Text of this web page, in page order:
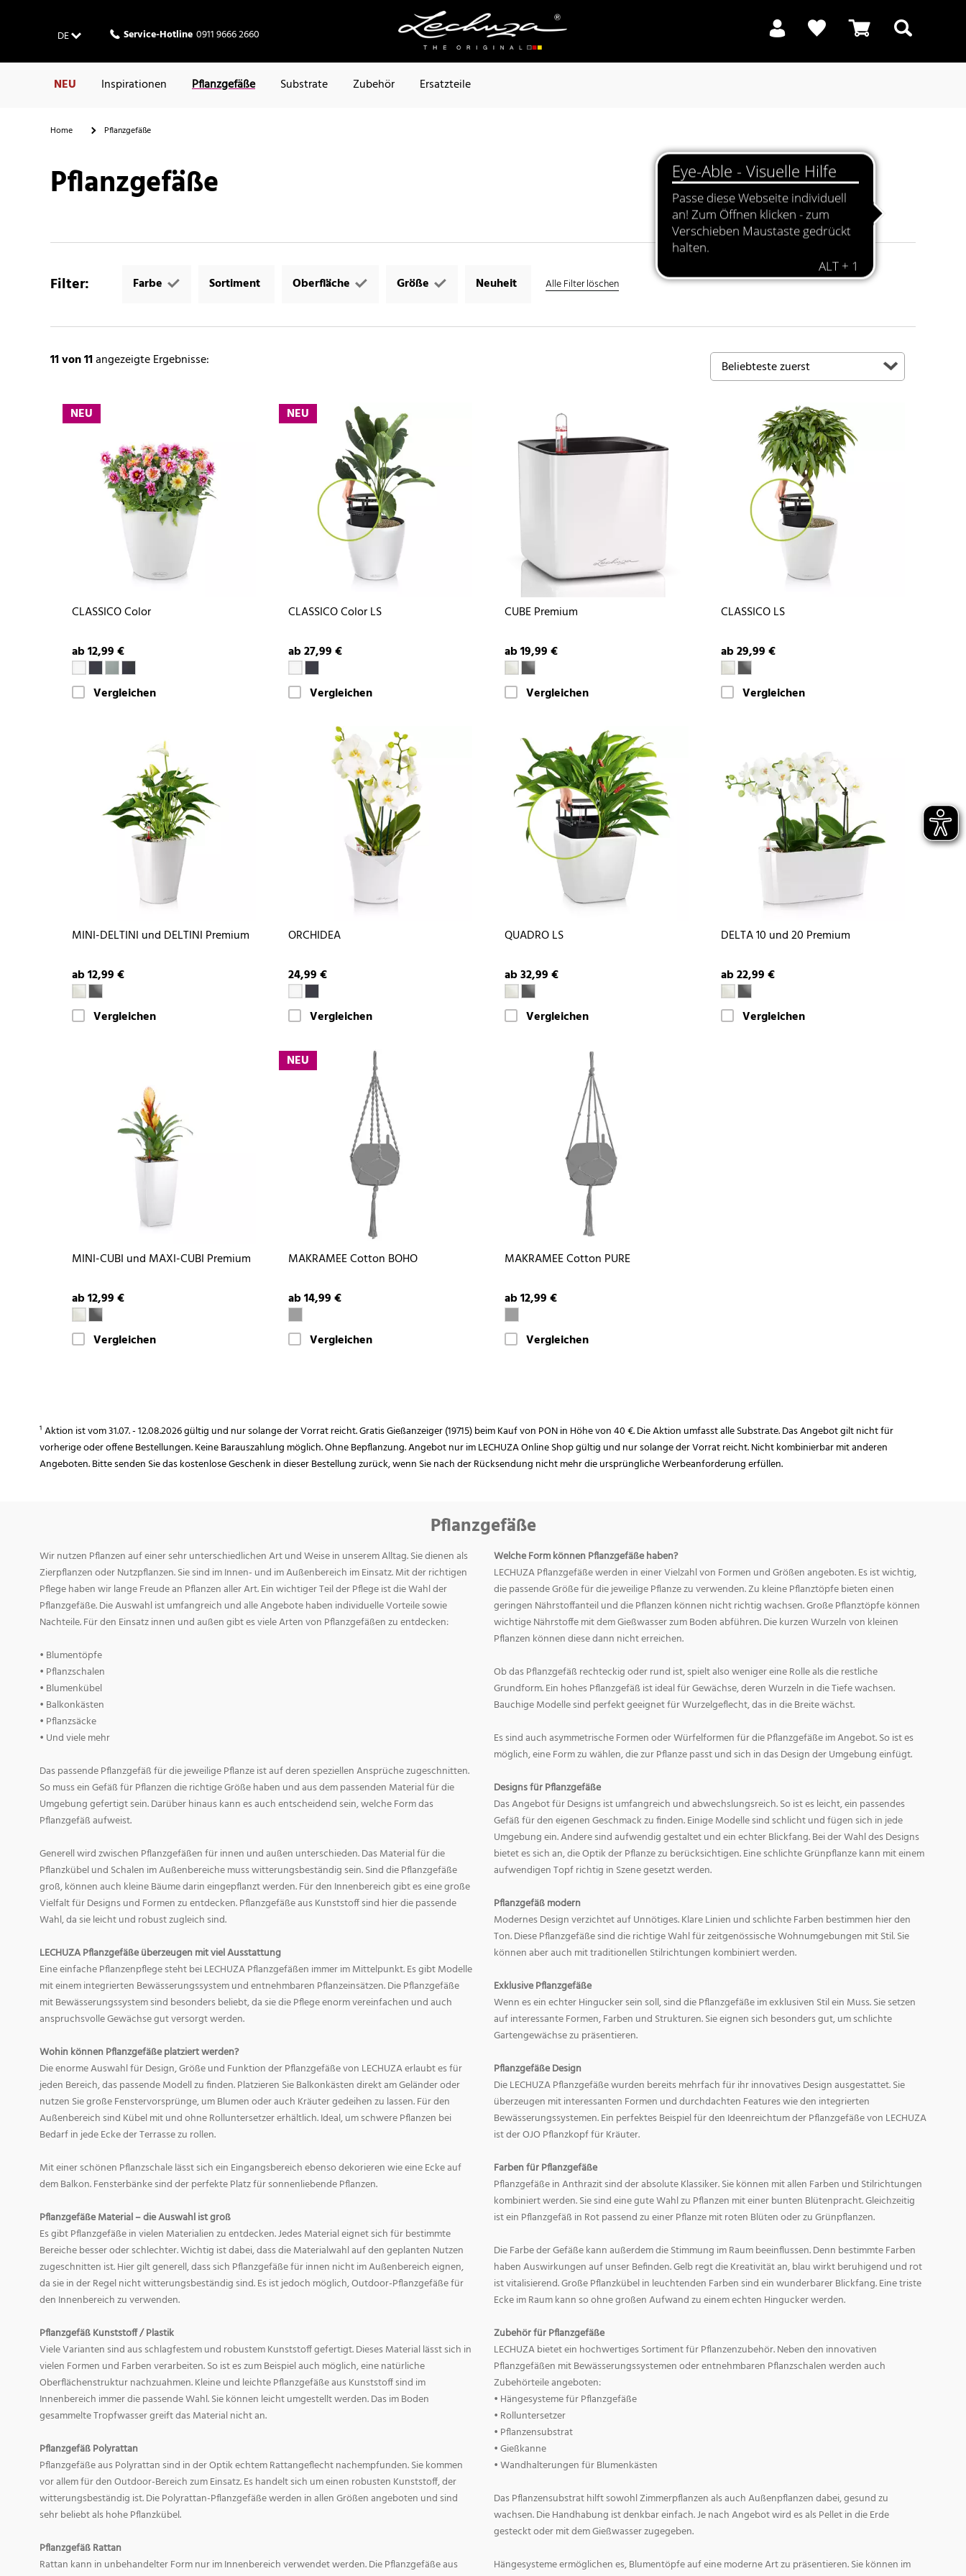
DE Service-Hotline 0911 9666 2660
NEU Inspirationen Pflanzgefäße Substrate Zubehör Ersatzteile
Suchen
Home Pflanzgefäße
Pflanzgefäße
Filter: Farbe Sortiment Oberfläche Größe Neuheit Alle Filter löschen
11von 11angezeigte Ergebnisse:
NEU
CLASSICO Color
ab 12,99 €
Vergleichen
NEU
CLASSICO Color LS
ab 27,99 €
Vergleichen
CUBE Premium
ab 19,99 €
Vergleichen
CLASSICO LS
ab 29,99 €
Vergleichen
MINI-DELTINI und DELTINI Premium
ab 12,99 €
Vergleichen
ORCHIDEA
24,99 €
Vergleichen
QUADRO LS
ab 32,99 €
Vergleichen
DELTA 10 und 20 Premium
ab 22,99 €
Vergleichen
MINI-CUBI und MAXI-CUBI Premium
ab 12,99 €
Vergleichen
NEU
MAKRAMEE Cotton BOHO
ab 14,99 €
Vergleichen
MAKRAMEE Cotton PURE
ab 12,99 €
Vergleichen
¹ Aktion ist vom 31.07. - 12.08.2026 gültig und nur solange der Vorrat reicht. Gratis Gießanzeiger (19715) beim Kauf von PON in Höhe von 40 €. Die Aktion umfasst alle Substrate. Das Angebot gilt nicht für
vorherige oder offene Bestellungen. Keine Barauszahlung möglich. Ohne Bepflanzung. Angebot nur im LECHUZA Online Shop gültig und nur solange der Vorrat reicht. Nicht kombinierbar mit anderen
Angeboten. Bitte senden Sie das kostenlose Geschenk in dieser Bestellung zurück, wenn Sie nach der Rücksendung nicht mehr die ursprüngliche Werbeanforderung erfüllen.
Pflanzgefäße
Wir nutzen Pflanzen auf einer sehr unterschiedlichen Art und Weise in unserem Alltag. Sie dienen als
Zierpflanzen oder Nutzpflanzen. Sie sind im Innen- und im Außenbereich im Einsatz. Mit der richtigen
Pflege haben wir lange Freude an Pflanzen aller Art. Ein wichtiger Teil der Pflege ist die Wahl der
Pflanzgefäße. Die Auswahl ist umfangreich und alle Angebote haben individuelle Vorteile sowie
Nachteile. Für den Einsatz innen und außen gibt es viele Arten von Pflanzgefäßen zu entdecken:
• Blumentöpfe
• Pflanzschalen
• Blumenkübel
• Balkonkästen
• Pflanzsäcke
• Und viele mehr
Das passende Pflanzgefäß für die jeweilige Pflanze ist auf deren speziellen Ansprüche zugeschnitten.
So muss ein Gefäß für Pflanzen die richtige Größe haben und aus dem passenden Material für die
Umgebung gefertigt sein. Darüber hinaus kann es auch entscheidend sein, welche Form das
Pflanzgefäß aufweist.
Generell wird zwischen Pflanzgefäßen für innen und außen unterschieden. Das Material für die
Pflanzkübel und Schalen im Außenbereiche muss witterungsbeständig sein. Sind die Pflanzgefäße
groß, können auch kleine Bäume darin eingepflanzt werden. Für den Innenbereich gibt es eine große
Vielfalt für Designs und Formen zu entdecken. Pflanzgefäße aus Kunststoff sind hier die passende
Wahl, da sie leicht und robust zugleich sind.
LECHUZA Pflanzgefäße überzeugen mit viel Ausstattung
Eine einfache Pflanzenpflege steht bei LECHUZA Pflanzgefäßen immer im Mittelpunkt. Es gibt Modelle
mit einem integrierten Bewässerungssystem und entnehmbaren Pflanzeinsätzen. Die Pflanzgefäße
mit Bewässerungssystem sind besonders beliebt, da sie die Pflege enorm vereinfachen und auch
anspruchsvolle Gewächse gut versorgt werden.
Wohin können Pflanzgefäße platziert werden?
Die enorme Auswahl für Design, Größe und Funktion der Pflanzgefäße von LECHUZA erlaubt es für
jeden Bereich, das passende Modell zu finden. Platzieren Sie Balkonkästen direkt am Geländer oder
nutzen Sie große Fenstervorsprünge, um Blumen oder auch Kräuter gedeihen zu lassen. Für den
Außenbereich sind Kübel mit und ohne Rolluntersetzer erhältlich. Ideal, um schwere Pflanzen bei
Bedarf in jede Ecke der Terrasse zu rollen.
Mit einer schönen Pflanzschale lässt sich ein Eingangsbereich ebenso dekorieren wie eine Ecke auf
dem Balkon. Fensterbänke sind der perfekte Platz für sonnenliebende Pflanzen.
Pflanzgefäße Material – die Auswahl ist groß
Es gibt Pflanzgefäße in vielen Materialien zu entdecken. Jedes Material eignet sich für bestimmte
Bereiche besser oder schlechter. Wichtig ist dabei, dass die Materialwahl auf den geplanten Nutzen
zugeschnitten ist. Hier gilt generell, dass sich Pflanzgefäße für innen nicht im Außenbereich eignen,
da sie in der Regel nicht witterungsbeständig sind. Es ist jedoch möglich, Outdoor-Pflanzgefäße für
den Innenbereich zu verwenden.
Pflanzgefäß Kunststoff / Plastik
Viele Varianten sind aus schlagfestem und robustem Kunststoff gefertigt. Dieses Material lässt sich in
vielen Formen und Farben verarbeiten. So ist es zum Beispiel auch möglich, eine natürliche
Oberflächenstruktur nachzuahmen. Kleine und leichte Pflanzgefäße aus Kunststoff sind im
Innenbereich immer die passende Wahl. Sie können leicht umgestellt werden. Das im Boden
gesammelte Tropfwasser greift das Material nicht an.
Pflanzgefäß Polyrattan
Pflanzgefäße aus Polyrattan sind in der Optik echtem Rattangeflecht nachempfunden. Sie kommen
vor allem für den Outdoor-Bereich zum Einsatz. Es handelt sich um einen robusten Kunststoff, der
witterungsbeständig ist. Die Polyrattan-Pflanzgefäße werden in allen Größen angeboten und sind
sehr beliebt als hohe Pflanzkübel.
Pflanzgefäß Rattan
Rattan kann in unbehandelter Form nur im Innenbereich verwendet werden. Die Pflanzgefäße aus
Welche Form können Pflanzgefäße haben?
LECHUZA Pflanzgefäße werden in einer Vielzahl von Formen und Größen angeboten. Es ist wichtig,
die passende Größe für die jeweilige Pflanze zu verwenden. Zu kleine Pflanztöpfe bieten einen
geringen Nährstoffanteil und die Pflanzen können nicht richtig wachsen. Große Pflanztöpfe können
wichtige Nährstoffe mit dem Gießwasser zum Boden abführen. Die kurzen Wurzeln von kleinen
Pflanzen können diese dann nicht erreichen.
Ob das Pflanzgefäß rechteckig oder rund ist, spielt also weniger eine Rolle als die restliche
Grundform. Ein hohes Pflanzgefäß ist ideal für Gewächse, deren Wurzeln in die Tiefe wachsen.
Bauchige Modelle sind perfekt geeignet für Wurzelgeflecht, das in die Breite wächst.
Es sind auch asymmetrische Formen oder Würfelformen für die Pflanzgefäße im Angebot. So ist es
möglich, eine Form zu wählen, die zur Pflanze passt und sich in das Design der Umgebung einfügt.
Designs für Pflanzgefäße
Das Angebot für Designs ist umfangreich und abwechslungsreich. So ist es leicht, ein passendes
Gefäß für den eigenen Geschmack zu finden. Einige Modelle sind schlicht und fügen sich in jede
Umgebung ein. Andere sind aufwendig gestaltet und ein echter Blickfang. Bei der Wahl des Designs
bietet es sich an, die Optik der Pflanze zu berücksichtigen. Eine schlichte Grünpflanze kann mit einem
aufwendigen Topf richtig in Szene gesetzt werden.
Pflanzgefäß modern
Modernes Design verzichtet auf Unnötiges. Klare Linien und schlichte Farben bestimmen hier den
Ton. Diese Pflanzgefäße sind die richtige Wahl für zeitgenössische Wohnumgebungen mit Stil. Sie
können aber auch mit traditionellen Stilrichtungen kombiniert werden.
Exklusive Pflanzgefäße
Wenn es ein echter Hingucker sein soll, sind die Pflanzgefäße im exklusiven Stil ein Muss. Sie setzen
auf interessante Formen, Farben und Strukturen. Sie eignen sich besonders gut, um schlichte
Gartengewächse zu präsentieren.
Pflanzgefäße Design
Die LECHUZA Pflanzgefäße wurden bereits mehrfach für ihr innovatives Design ausgestattet. Sie
überzeugen mit interessanten Formen und durchdachten Features wie den integrierten
Bewässerungssystemen. Ein perfektes Beispiel für den Ideenreichtum der Pflanzgefäße von LECHUZA
ist der OJO Pflanzkopf für Kräuter.
Farben für Pflanzgefäße
Pflanzgefäße in Anthrazit sind der absolute Klassiker. Sie können mit allen Farben und Stilrichtungen
kombiniert werden. Sie sind eine gute Wahl zu Pflanzen mit einer bunten Blütenpracht. Gleichzeitig
ist ein Pflanzgefäß in Rot passend zu einer Pflanze mit roten Blüten oder zu Grünpflanzen.
Die Farbe der Gefäße kann außerdem die Stimmung im Raum beeinflussen. Denn bestimmte Farben
haben Auswirkungen auf unser Befinden. Gelb regt die Kreativität an, blau wirkt beruhigend und rot
ist vitalisierend. Große Pflanzkübel in leuchtenden Farben sind ein wunderbarer Blickfang. Eine triste
Ecke im Raum kann so ohne großen Aufwand zu einem echten Hingucker werden.
Zubehör für Pflanzgefäße
LECHUZA bietet ein hochwertiges Sortiment für Pflanzenzubehör. Neben den innovativen
Pflanzgefäßen mit Bewässerungssystemen oder entnehmbaren Pflanzschalen werden auch
Zubehörteile angeboten:
• Hängesysteme für Pflanzgefäße
• Rolluntersetzer
• Pflanzensubstrat
• Gießkanne
• Wandhalterungen für Blumenkästen
Das Pflanzensubstrat hilft sowohl Zimmerpflanzen als auch Außenpflanzen dabei, gesund zu
wachsen. Die Handhabung ist denkbar einfach. Je nach Angebot wird es als Pellet in die Erde
gesteckt oder mit dem Gießwasser zugegeben.
Hängesysteme ermöglichen es, Blumentöpfe auf eine moderne Art zu präsentieren. Sie können im